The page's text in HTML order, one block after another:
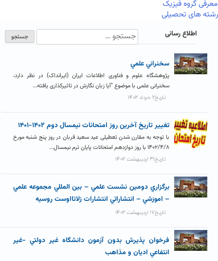
معرفی گروه فیزیک
رشته های تحصیلی
اطلاع رسانی
سخنراني علمي
پژوهشگاه علوم و فناوری اطلاعات ایران (ایرانداک) در نظر دارد،
سخنرانی علمی با موضوع "آیا زبان نگارش در تاثیرکذاری یافته...
تاریخ۲ خرداد ۱۴۰۲
تغيير تاريخ آخرين روز امتحانات نيمسال دوم ۱۴۰۲-۱۴۰۱
با توجه به مقارن شدن تعطیلی عید سعید قربان در روز پنج شنبه مورخ
۱۴۰۲/۴/۸ با روز دوازدهم امتحانات پایان ترم نیمسال...
تاریخ۳۱ اردیبهشت ۱۴۰۲
برگزاري دومين نشست علمي – بين المللي مجموعه علمي
– اموزشي – انتشاراتي انتشارات زلاتااوست روسيه
تاریخ۱۷ اردیبهشت ۱۴۰۲
فرخوان پذيرش بدون آزمون دانشگاه غير دولتي -غير
انتفاعي اديان و مذاهب